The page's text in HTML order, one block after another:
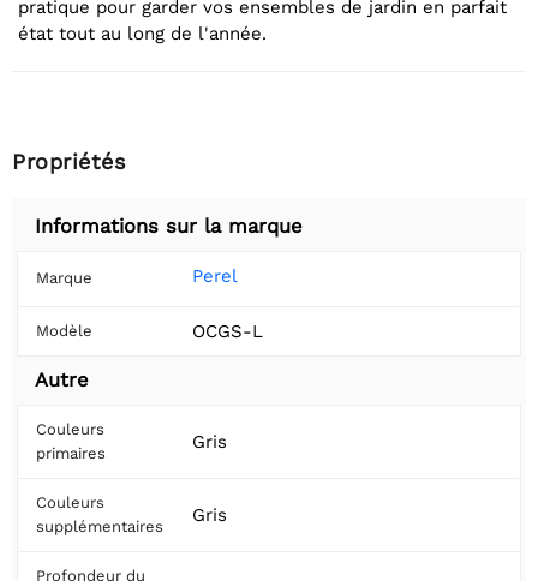
pratique pour garder vos ensembles de jardin en parfait
état tout au long de l'année.
Propriétés
Informations sur la marque
Marque Perel
Modèle OCGS-L
Autre
Couleurs
primaires
Gris
Couleurs
supplémentaires
Gris
Profondeur du